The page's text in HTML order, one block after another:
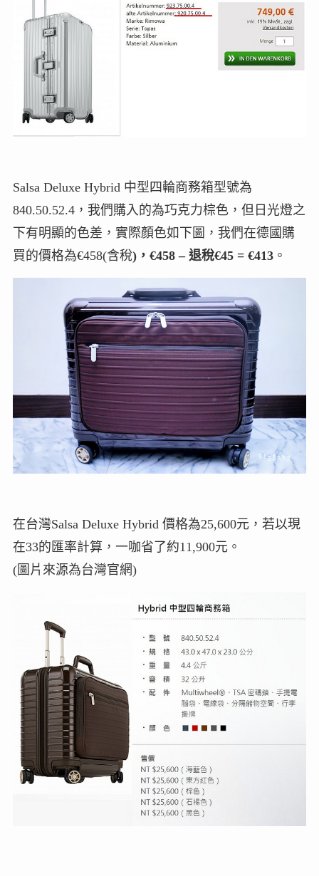
Salsa Deluxe Hybrid 中型四輪商務箱型號為
840.50.52.4，我們購入的為巧克力棕色，但日光燈之
下有明顯的色差，實際顏色如下圖，我們在德國購
買的價格為€458(含稅)，€458 – 退稅€45 = €413。
在台灣Salsa Deluxe Hybrid 價格為25,600元，若以現
在33的匯率計算，一咖省了約11,900元。
(圖片來源為台灣官網)